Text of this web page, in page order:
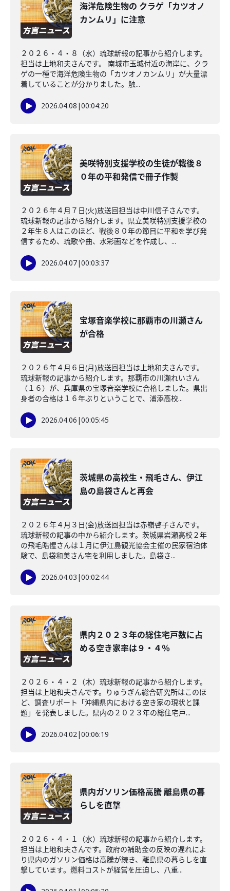
海洋危険生物の クラゲ「カツオノ
カンムリ」に注意
２０２６・４・８（水）琉球新報の記事から紹介します。
担当は上地和夫さんです。 南城市玉城付近の海岸に、クラ
ゲの一種で海洋危険生物の「カツオノカンムリ」が大量漂
着していることが分かりました。触...
2026.04.08 |00:04:20
美咲特別支援学校の生徒が戦後８
０年の平和発信で冊子作製
２０２６年４月７日(火)放送回担当は中川信子さんです。
琉球新報の記事から紹介します。県立美咲特別支援学校の
２年生８人はこのほど、戦後８０年の節目に平和を学び発
信するため、琉歌や曲、水彩画などを作成し、...
2026.04.07|00:03:37
宝塚音楽学校に那覇市の川瀬さん
が合格
２０２６年４月６日(月)放送回担当は上地和夫さんです。
琉球新報の記事から紹介します。那覇市の川瀬れいさん
（１６）が、兵庫県の宝塚音楽学校に合格しました。県出
身者の合格は１６年ぶりということで、浦添高校...
2026.04.06 |00:05:45
茨城県の高校生・飛毛さん、伊江
島の島袋さんと再会
２０２６年４月３日(金)放送回担当は赤嶺啓子さんです。
琉球新報の記事の中から紹介します。茨城県岩瀬高校２年
の飛毛晧惺さんは１月に伊江島観光協会主催の民家宿泊体
験で、島袋和美さん宅を利用しました。島袋さ...
2026.04.03 |00:02:44
県内２０２３年の総住宅戸数に占
める空き家率は９・４％
２０２６・４・２（木）琉球新報の記事から紹介します。
担当は上地和夫さんです。りゅうぎん総合研究所はこのほ
ど、調査リポート「沖縄県内における空き家の現状と課
題」を発表しました。県内の２０２３年の総住宅戸...
2026.04.02|00:06:19
県内ガソリン価格高騰 離島県の暮
らしを直撃
２０２６・４・１（水）琉球新報の記事から紹介します。
担当は上地和夫さんです。政府の補助金の反映の遅れによ
り県内のガソリン価格は高騰が続き、離島県の暮らしを直
撃しています。燃料コストが経営を圧迫し、八重...